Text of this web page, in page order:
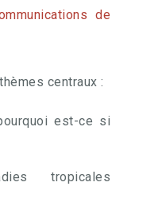
de
centraux :
est-ce si
tropicales